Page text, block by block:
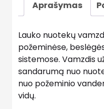
Aprašymas
Lauko nuotekų
požeminėse,
sistemose. Vamzdis
sandarumą nuo
nuo požeminio
vidų.